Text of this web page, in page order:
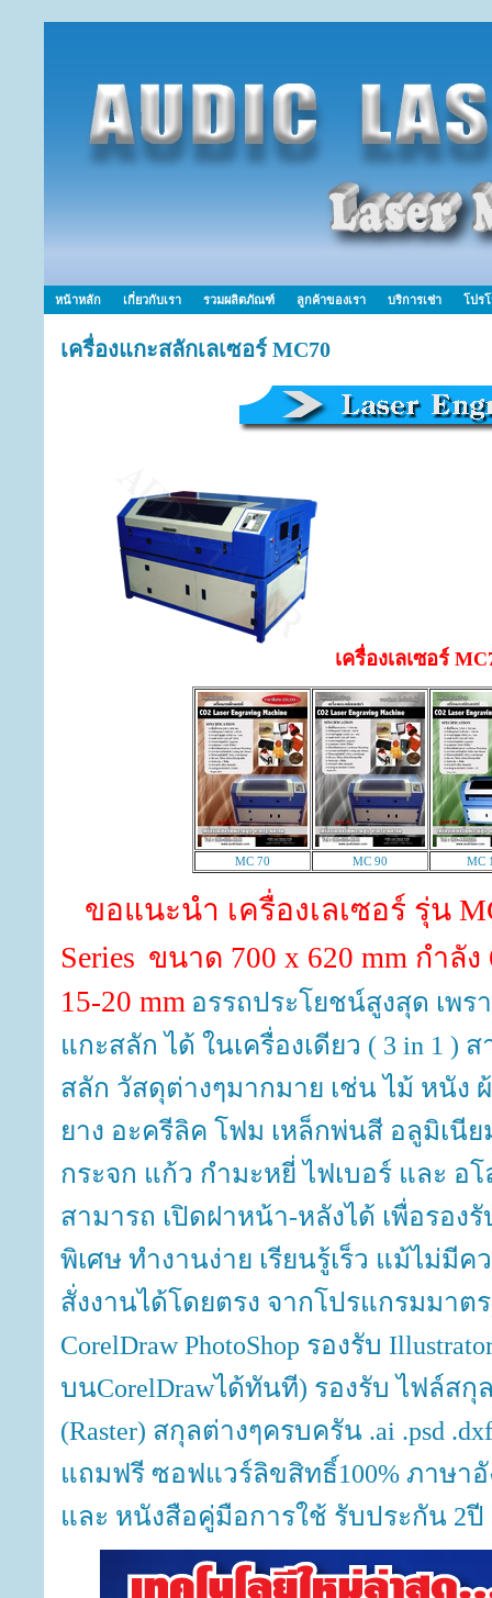
หน้าหลัก เกี่ยวกับเรา รวมผลิตภัณฑ์ ลูกค้าของเรา บริการเช่า โปร
เครื่องแกะสลักเลเซอร์ MC70
เครื่องเลเซอร์
MC 70 MC 90 MC
ขอแนะนำ เครื่องเลเซอร์ รุ่น
Series ขนาด 700 x 620 mm กำลั
15-20 mm อรรถประโยชน์สูงสุด เพร
แกะสลัก ได้ ในเครื่องเดียว ( 3 in 1 )
สลัก วัสดุต่างๆมากมาย เช่น ไม้ หนัง
ยาง อะครีลิค โฟม เหล็กพ่นสี อลูมิเนี
กระจก แก้ว กำมะหยี่ ไฟเบอร์ และ อ
สามารถ เปิดฝาหน้า-หลังได้ เพื่อรอ
พิเศษ ทำงานง่าย เรียนรู้เร็ว แม้ไม่มี
สั่งงานได้โดยตรง จากโปรแกรมมาต
CorelDraw PhotoShop รองรับ
บนCorelDrawได้ทันที) รองรับ ไฟล์สกุ
(Raster) สกุลต่างๆครบครัน .ai .psd
แถมฟรี ซอฟแวร์ลิขสิทธิ์100% ภาษา
และ หนังสือคู่มือการใช้ รับประกัน 2ปี